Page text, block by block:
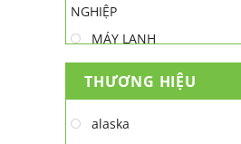
NGHIỆP
MÁY LẠNH
MÁY LỌC NƯỚC
MÁY NƯỚC NÓNG
MÁY NƯỚC NÓNG - LẠNH
THƯƠNG HIỆU
alaska